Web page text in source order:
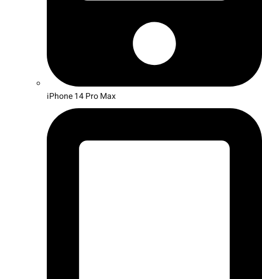
iPhone 14 Pro Max